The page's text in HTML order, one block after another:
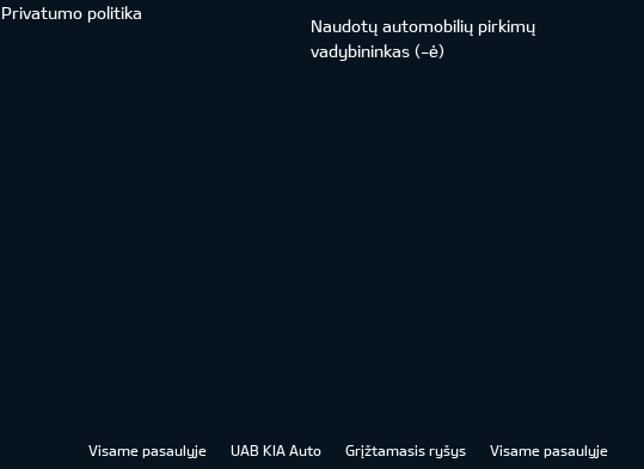
Privatumo politika
Naudotų automobilių pirkimų
vadybininkas (-ė)
Visame pasaulyje UAB KIA Auto Grįžtamasis ryšys Visame pasaulyje